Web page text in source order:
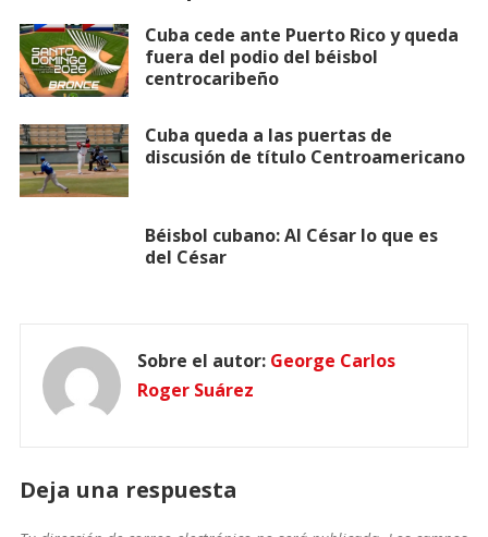
Cuba cede ante Puerto Rico y queda
fuera del podio del béisbol
centrocaribeño
Cuba queda a las puertas de
discusión de título Centroamericano
Béisbol cubano: Al César lo que es
del César
Sobre el autor: George Carlos
Roger Suárez
Deja una respuesta